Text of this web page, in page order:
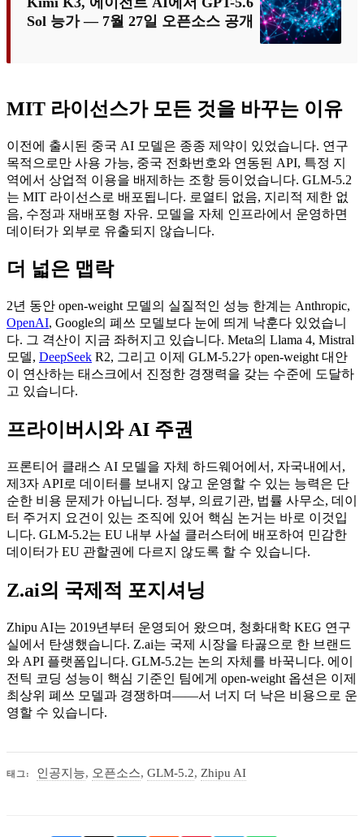
Sol 능가 — 7월 27일 오픈소스 공개
MIT 라이선스가 모든 것을 바꾸는 이유
이전에 출시된 중국 AI 모델은 종종 제약이 있었습니다. 연구
목적으로만 사용 가능, 중국 전화번호와 연동된 API, 특정 지
역에서 상업적 이용을 배제하는 조항 등이었습니다. GLM-5.2
는 MIT 라이선스로 배포됩니다. 로열티 없음, 지리적 제한 없
음, 수정과 재배포형 자유. 모델을 자체 인프라에서 운영하면
데이터가 외부로 유출되지 않습니다.
더 넓은 맵락
2년 동안 open-weight 모델의 실질적인 성능 한계는 Anthropic,
OpenAI, Google의 폐쓰 모델보다 눈에 띄게 낙훈다 있었습니
다. 그 격산이 지금 좌허지고 있습니다. Meta의 Llama 4, Mistral
모델, DeepSeek R2, 그리고 이제 GLM-5.2가 open-weight 대안
이 연산하는 태스크에서 진정한 경쟁력을 갖는 수준에 도달하
고 있습니다.
프라이버시와 AI 주권
프론티어 클래스 AI 모델을 자체 하드웨어에서, 자국내에서,
제3자 API로 데이터를 보내지 않고 운영할 수 있는 능력은 단
순한 비용 문제가 아닙니다. 정부, 의료기관, 법률 사무소, 데이
터 주거지 요건이 있는 조직에 있어 핵심 논거는 바로 이것입
니다. GLM-5.2는 EU 내부 사설 클러스터에 배포하여 민감한
데이터가 EU 관할권에 다르지 않도록 할 수 있습니다.
Z.ai의 국제적 포지셔닝
Zhipu AI는 2019년부터 운영되어 왔으며, 청화대학 KEG 연구
실에서 탄생했습니다. Z.ai는 국제 시장을 타곯으로 한 브랜드
와 API 플랫폼입니다. GLM-5.2는 논의 자체를 바꾹니다. 에이
전틱 코딩 성능이 핵심 기준인 팀에게 open-weight 옵션은 이제
최상위 폐쓰 모델과 경쟁하며——서 너지 더 낙은 비용으로 운
영할 수 있습니다.
태그: 인공지능, 오픈소스,GLM-5.2,Zhipu AI